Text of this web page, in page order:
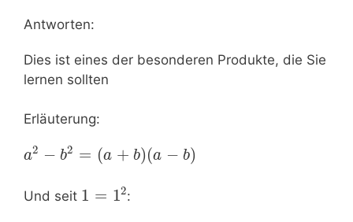
Antworten:
Dies ist eines der besonderen Produkte, die Sie
lernen sollten
Erläuterung:
a2 − b2 = (a + b)(a − b)
Und seit 1 = 12: